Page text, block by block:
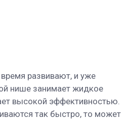
развивают, и уже
нише занимает жидкое
высокой эффективностью.
так быстро, то может